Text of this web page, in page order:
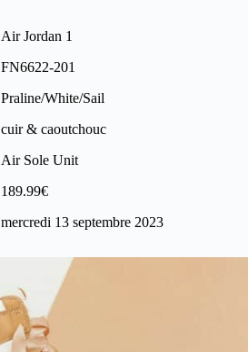
Air Jordan 1
FN6622-201
Praline/White/Sail
cuir & caoutchouc
Air Sole Unit
189.99€
mercredi 13 septembre 2023